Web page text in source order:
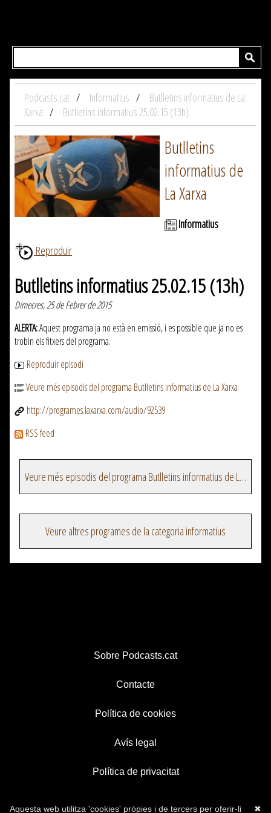
Podcasts.cat Informatius
Butlletins informatius de La
Xarxa
Butlletins informatius 25.02.15 (13h)
Butlletins
informatius de
La Xarxa
Informatius
Reproduir
Butlletins informatius 25.02.15 (13h)
Dimecres, 25 de Febrer de 2015
ALERTA:Aquest programa ja no està en emissió, i es possible que ja no es
trobin els fitxers del programa.
Reproduir episodi
Veure més episodis del programa Butlletins informatius de La Xarxa
http://programes.laxarxa.com/audio/92539
RSS feed
Veure més episodis del programa Butlletins informatius de La Xarxa
Veure altres programes de la categoria informatius
Sobre Podcasts.cat
Contacte
Política de cookies
Avís legal
Política de privacitat
✖
Aquesta web utilitza 'cookies' pròpies i de tercers per oferir-li